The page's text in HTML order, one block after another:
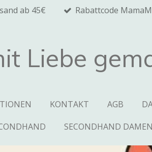
ab 45€ Rabattcode
Liebe
KONTAKT AGB
SECONDHAND DAMEN